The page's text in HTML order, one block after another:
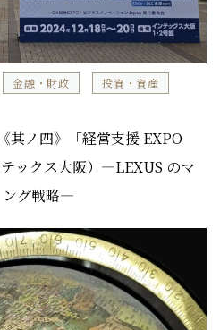
金融・財政
投資・資産
其ノ四》「経営支援 EXPO
ックス大阪）―LEXUS のマ
ング戦略―